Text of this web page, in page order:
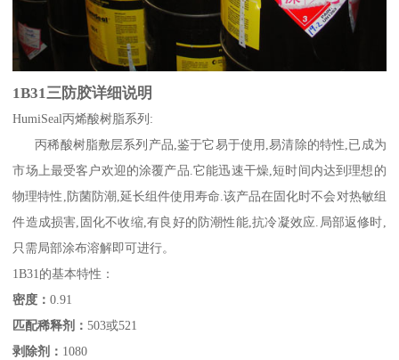
1B31三防胶详细说明
HumiSeal丙烯酸树脂系列:
丙稀酸树脂敷层系列产品,鉴于它易于使用,易清除的特性,已成为
市场上最受客户欢迎的涂覆产品.它能迅速干燥,短时间内达到理想的
物理特性,防菌防潮,延长组件使用寿命.该产品在固化时不会对热敏组
件造成损害,固化不收缩,有良好的防潮性能,抗冷凝效应.局部返修时,
只需局部涂布溶解即可进行。
1B31的基本特性：
密度：0.91
匹配稀释剂：503或521
剥除剂： 1080